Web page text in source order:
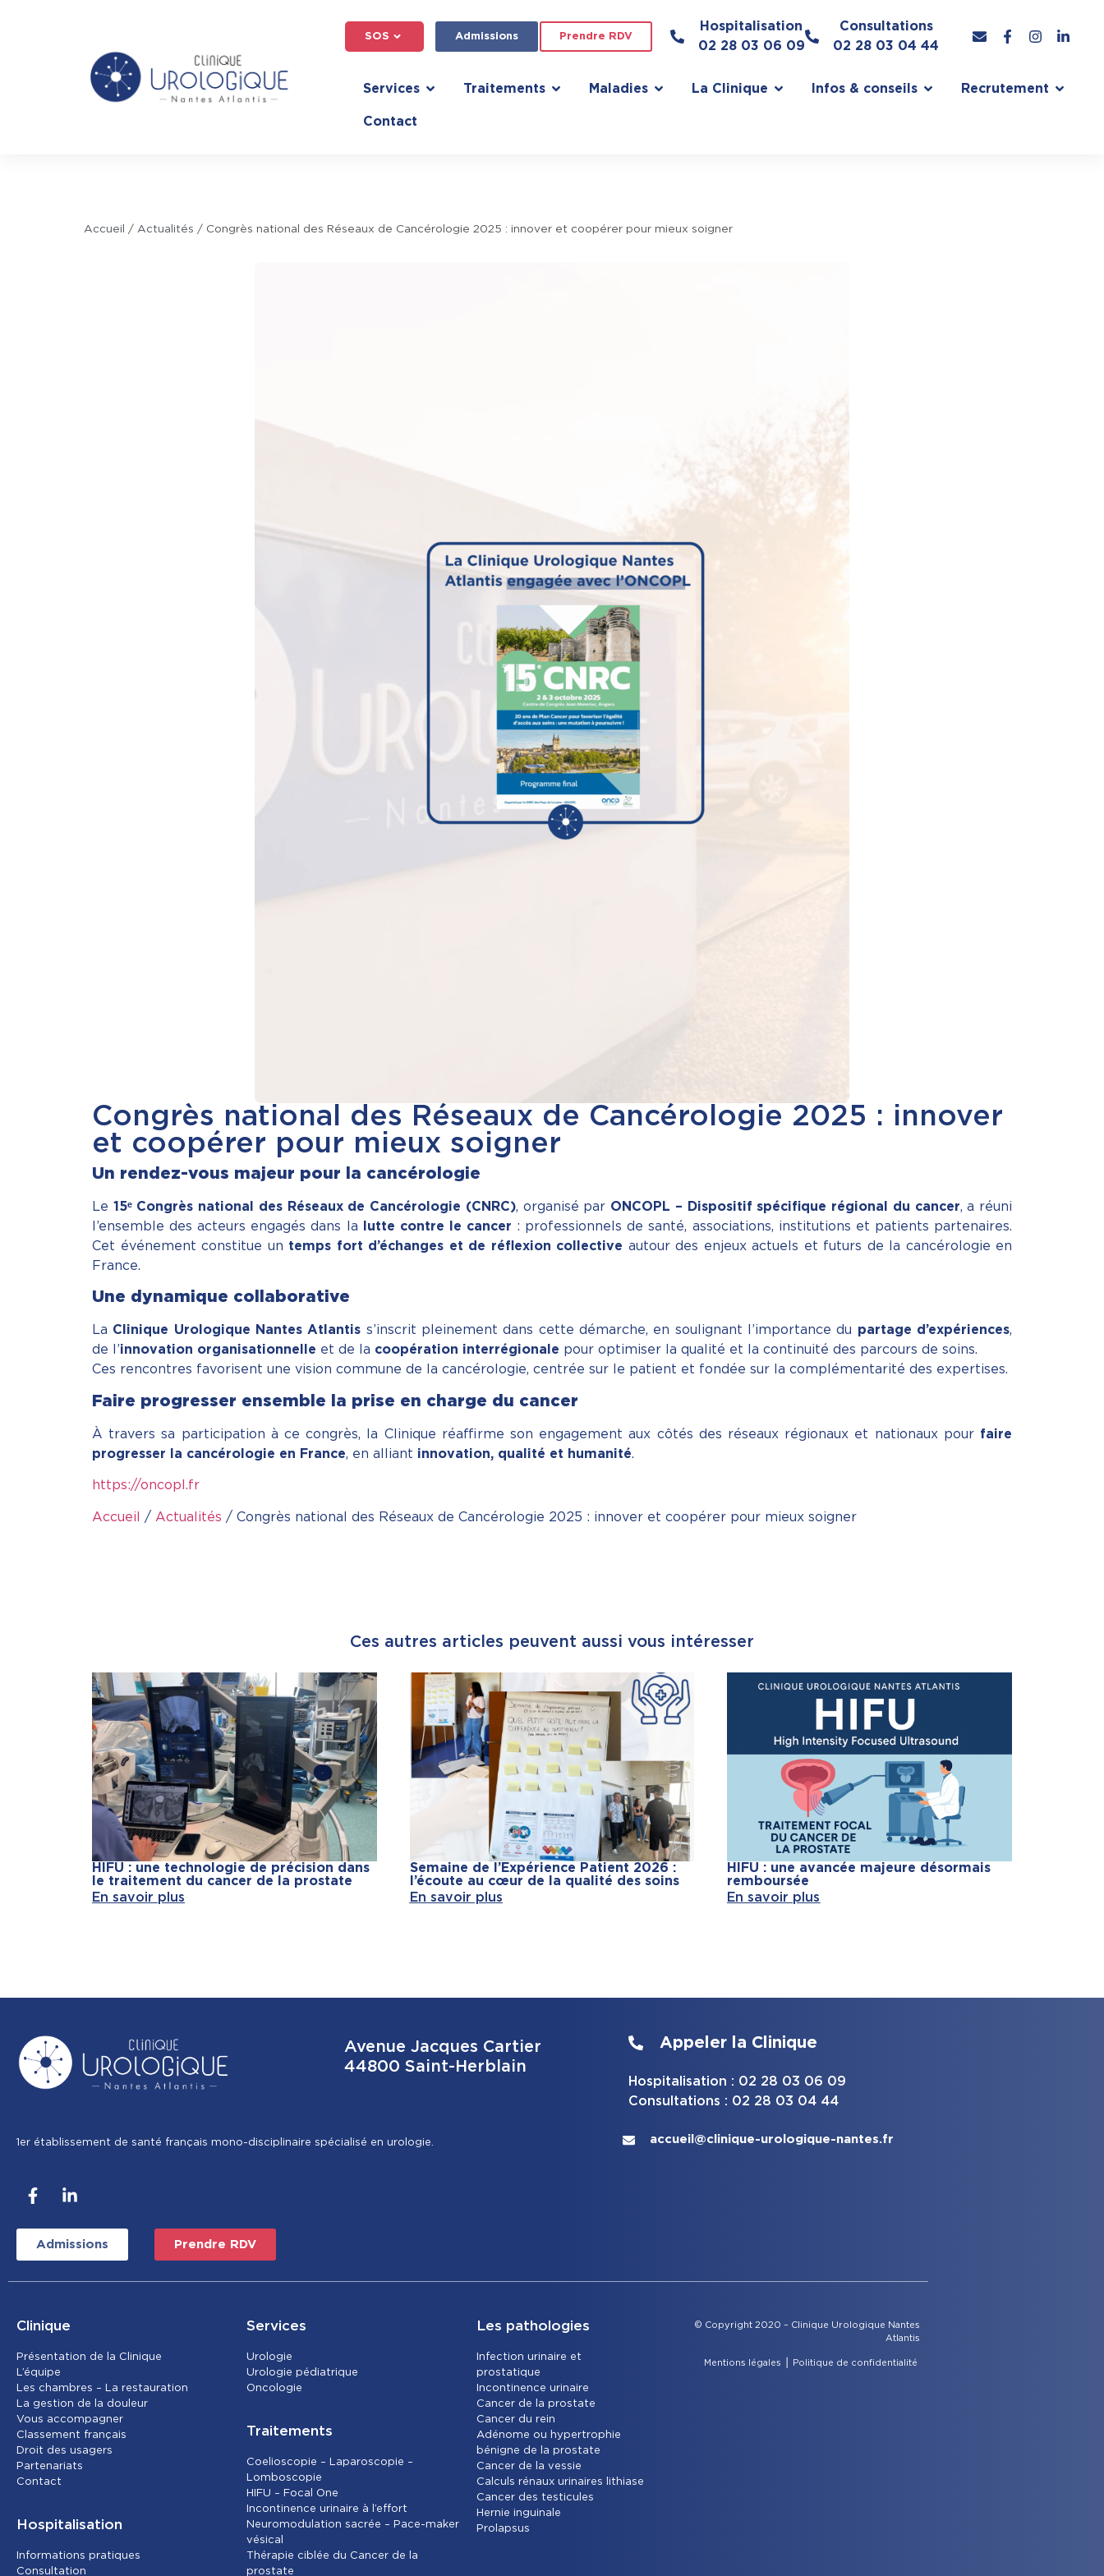
SOS Admissions Prendre RDV
Hospitalisation
02 28 03 06 09
Consultations
02 28 03 04 44
Services Traitements Maladies La Clinique Infos & conseils Recrutement
Contact
Accueil / Actualités / Congrès national des Réseaux de Cancérologie 2025 : innover et coopérer pour mieux soigner
Congrès national des Réseaux de Cancérologie 2025 : innover
et coopérer pour mieux soigner
Un rendez-vous majeur pour la cancérologie
Le 15ᵉ Congrès national des Réseaux de Cancérologie (CNRC), organisé par ONCOPL – Dispositif spécifique régional du cancer, a réuni
l’ensemble des acteurs engagés dans la
lutte contre le cancer : professionnels de santé, associations, institutions et patients partenaires.
Cet événement constitue un temps fort d’échanges et de réflexion collective autour des enjeux actuels et futurs de la cancérologie en
France.
Une dynamique collaborative
La Clinique Urologique Nantes Atlantis s’inscrit pleinement dans cette démarche, en soulignant l’importance du partage d’expériences,
de l’innovation organisationnelle et de la coopération interrégionale pour optimiser la qualité et la continuité des parcours de soins.
Ces rencontres favorisent une vision commune de la cancérologie, centrée sur le patient et fondée sur la complémentarité des expertises.
Faire progresser ensemble la prise en charge du cancer
À travers sa participation à ce congrès, la Clinique réaffirme son engagement aux côtés des réseaux régionaux et nationaux pour faire
progresser la cancérologie en France, en alliant innovation, qualité et humanité.
https://oncopl.fr
Accueil / Actualités / Congrès national des Réseaux de Cancérologie 2025 : innover et coopérer pour mieux soigner
Ces autres articles peuvent aussi vous intéresser
HIFU : une technologie de précision dans
le traitement du cancer de la prostate
En savoir plus
Semaine de l’Expérience Patient 2026 :
l’écoute au cœur de la qualité des soins
En savoir plus
HIFU : une avancée majeure désormais
remboursée
En savoir plus
Avenue Jacques Cartier
44800 Saint-Herblain
Appeler la Clinique
Hospitalisation : 02 28 03 06 09
Consultations : 02 28 03 04 44
1er établissement de santé français mono-disciplinaire spécialisé en urologie. accueil@clinique-urologique-nantes.fr
Admissions Prendre RDV
Clinique
Présentation de la Clinique
L’équipe
Les chambres – La restauration
La gestion de la douleur
Vous accompagner
Classement français
Droit des usagers
Partenariats
Contact
Hospitalisation
Informations pratiques
Consultation
Services
Urologie
Urologie pédiatrique
Oncologie
Traitements
Coelioscopie – Laparoscopie –
Lomboscopie
HIFU – Focal One
Incontinence urinaire à l’effort
Neuromodulation sacrée – Pace-maker
vésical
Thérapie ciblée du Cancer de la
prostate
Les pathologies
Infection urinaire et
prostatique
Incontinence urinaire
Cancer de la prostate
Cancer du rein
Adénome ou hypertrophie
bénigne de la prostate
Cancer de la vessie
Calculs rénaux urinaires lithiase
Cancer des testicules
Hernie inguinale
Prolapsus
© Copyright 2020 – Clinique Urologique Nantes
Atlantis
Mentions légales Politique de confidentialité